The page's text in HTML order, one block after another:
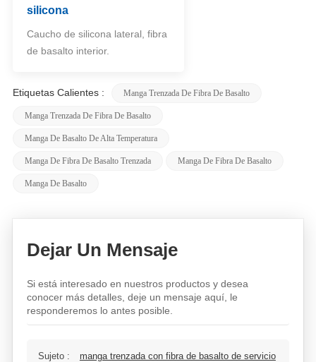
silicona
Caucho de silicona lateral, fibra
de basalto interior.
Etiquetas Calientes : Manga Trenzada De Fibra De Basalto
Manga Trenzada De Fibra De Basalto
Manga De Basalto De Alta Temperatura
Manga De Fibra De Basalto Trenzada Manga De Fibra De Basalto
Manga De Basalto
Dejar Un Mensaje
Si está interesado en nuestros productos y desea
conocer más detalles, deje un mensaje aquí, le
responderemos lo antes posible.
Sujeto : manga trenzada con fibra de basalto de servicio